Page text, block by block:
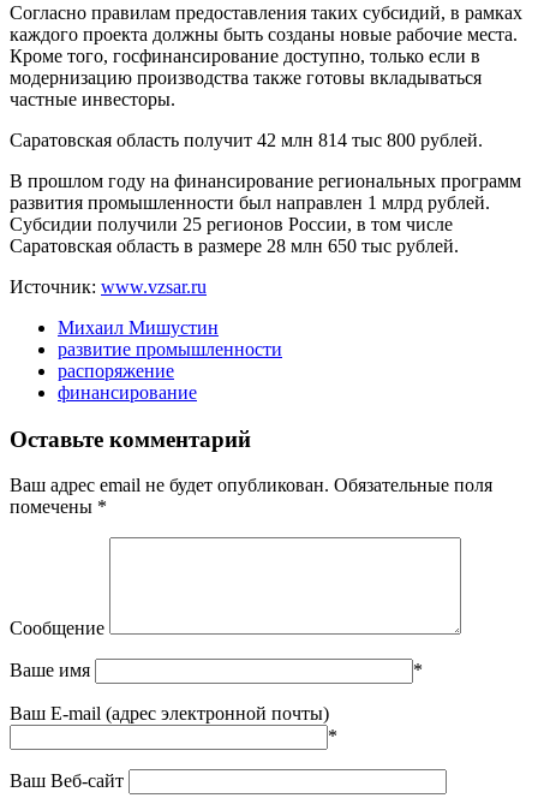
Согласно правилам предоставления таких субсидий, в рамках
каждого проекта должны быть созданы новые рабочие места.
Кроме того, госфинансирование доступно, только если в
модернизацию производства также готовы вкладываться
частные инвесторы.
Саратовская область получит 42 млн 814 тыс 800 рублей.
В прошлом году на финансирование региональных программ
развития промышленности был направлен 1 млрд рублей.
Субсидии получили 25 регионов России, в том числе
Саратовская область в размере 28 млн 650 тыс рублей.
Источник: www.vzsar.ru
Михаил Мишустин
развитие промышленности
распоряжение
финансирование
Оставьте комментарий
Ваш адрес email не будет опубликован. Обязательные поля
помечены *
Сообщение
Ваше имя *
Ваш E-mail (адрес электронной почты)
*
Ваш Веб-сайт